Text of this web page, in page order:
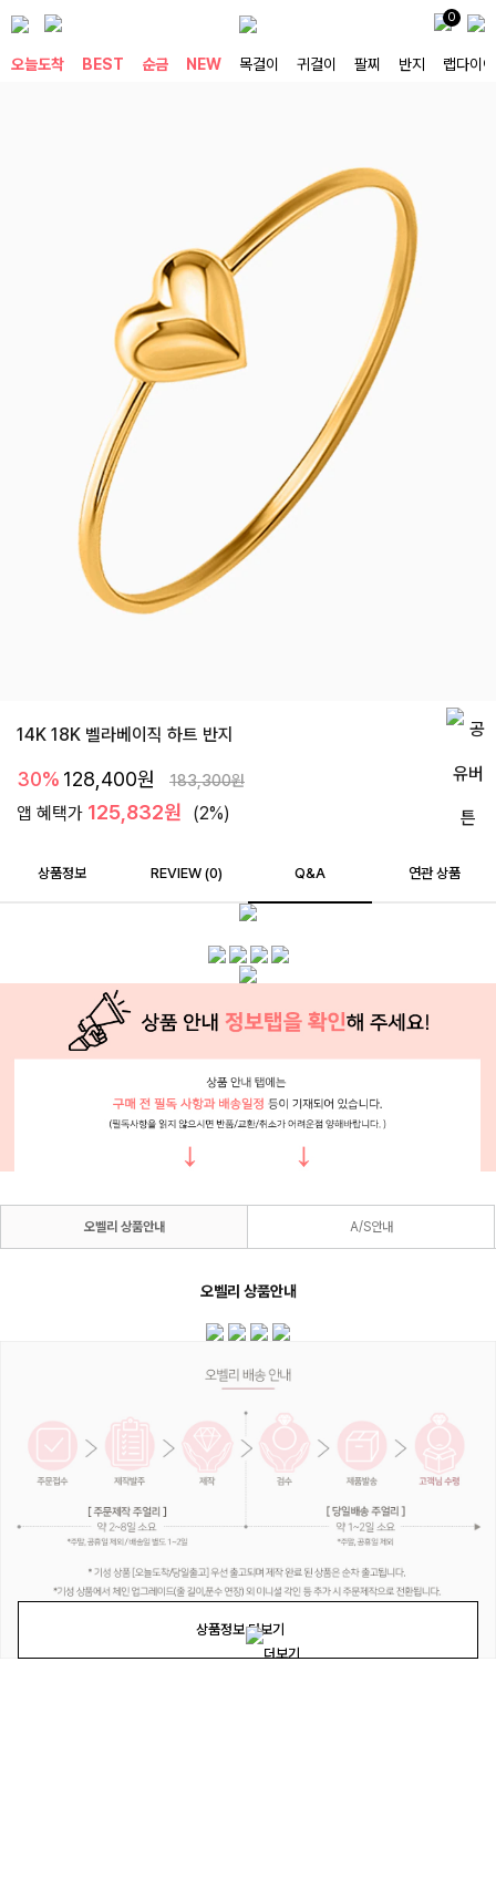
0
오늘도착 BEST 순금 NEW 목걸이 귀걸이 팔찌 반지 랩다이아
14K 18K 벨라베이직 하트 반지
30% 128,400원 183,300원
앱 혜택가 125,832원 (2%)
상품정보 REVIEW (0) Q&A 연관 상품
상품정보 더보기
오벨리 상품안내 A/S안내
오벨리 상품안내